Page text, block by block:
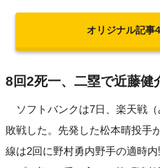
オリジナル記事
8回2死一、二塁で近藤健
ソフトバンクは7日、楽天戦
敗戦した。先発した松本晴投手
線は2回に野村勇内野手の適時